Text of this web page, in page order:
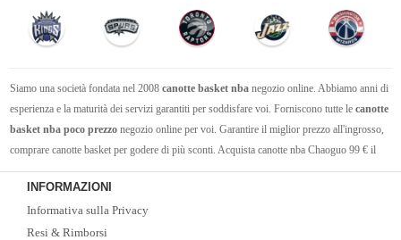
Siamo una società fondata nel 2008 canotte basket nba negozio online. Abbiamo anni di
esperienza e la maturità dei servizi garantiti per soddisfare voi. Forniscono tutte le canotte
basket nba poco prezzo negozio online per voi. Garantire il miglior prezzo all'ingrosso,
comprare canotte basket per godere di più sconti. Acquista canotte nba Chaoguo 99 € il
trasporto libero.Vi auguro un acquisto felice!
INFORMAZIONI
Informativa sulla Privacy
Resi & Rimborsi